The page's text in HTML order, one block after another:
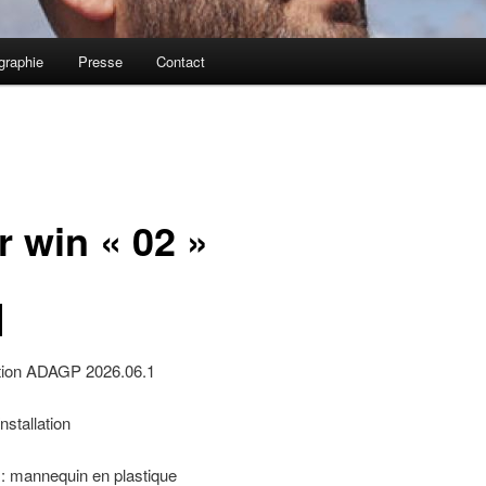
Presse Contact
win « 02 »
ADAGP 2026.06.1
mannequin en plastique